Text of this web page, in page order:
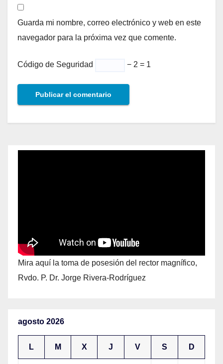
Guarda mi nombre, correo electrónico y web en este
navegador para la próxima vez que comente.
Código de Seguridad − 2 = 1
Mira aquí la toma de posesión del rector magnífico,
Rvdo. P. Dr. Jorge Rivera-Rodríguez
agosto 2026
L M X J V S D